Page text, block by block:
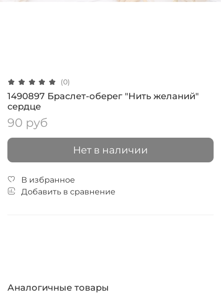
(0)
1490897 Браслет-оберег "Нить желаний"
сердце
90 руб
Нет в наличии
В избранное
Добавить в сравнение
Аналогичные товары